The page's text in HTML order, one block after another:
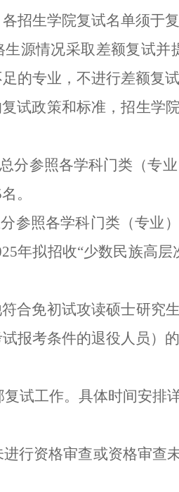
招生学院复试名单须于
源情况采取差额复试并
的专业，不进行差额复
试政策和标准，招生学
总分参照各学科门类（专
。
参照各学科门类（专业
年拟招收“少数民族高
合免初试攻读硕士研究
报考条件的退役人员）
试工作。具体时间安排
行资格审查或资格审查